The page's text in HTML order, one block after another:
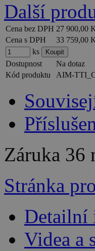
Další
Cena bez DPH 27 900,00
Cena s DPH
33 759,00
ks
Dostupnost
Na dotaz
Kód produktu
AIM-
Záruka 36
Stránka
Detailní
Videa a